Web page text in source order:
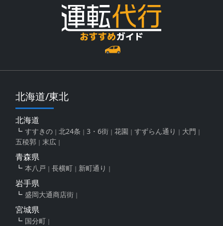
北海道/東北
北海道
すすきの 北24条 3・6街 花園 すずらん通り
大門
五稜郭
末広
青森県
本八戸 長横町 新町通り
岩手県
盛岡大通商店街
宮城県
国分町